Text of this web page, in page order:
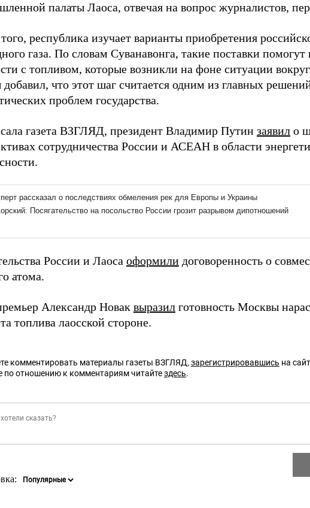
палаты Лаоса, отвечая на вопрос журналистов,
республика изучает варианты приобретения
газа. По словам Суванавонга, такие поставки помогут
с топливом, которые возникли на фоне ситуации
добавил, что этот шаг считается одним из главных
проблем государства.
газета ВЗГЛЯД, президент Владимир Путин заявил о
сотрудничества России и АСЕАН в области
России и Лаоса оформили договоренность о
атома.
Александр Новак выразил готовность Москвы
топлива лаосской стороне.
комментировать материалы газеты ВЗГЛЯД, зарегистрировавшись на
по отношению к комментариям читайтездесь.